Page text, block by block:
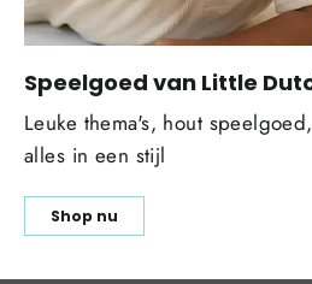
Speelgoed van Little
Leuke thema's, hout
alles in een stijl
Shop nu